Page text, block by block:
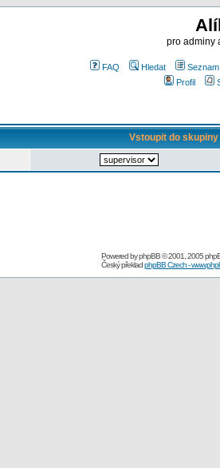
pro adminy
FAQ Hledat
Profil
Vstoupit do skupiny
Powered byphpBB© 2001, 2005
Český překladphpBB Czech -